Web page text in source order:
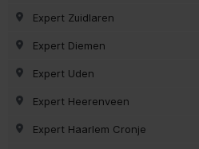
Expert Zuidlaren
Expert Diemen
Expert Uden
Expert Heerenveen
Expert Haarlem Cronje